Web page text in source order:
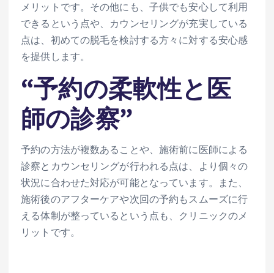
メリットです。その他にも、子供でも安心して利用
できるという点や、カウンセリングが充実している
点は、初めての脱毛を検討する方々に対する安心感
を提供します。
“予約の柔軟性と医
師の診察”
予約の方法が複数あることや、施術前に医師による
診察とカウンセリングが行われる点は、より個々の
状況に合わせた対応が可能となっています。また、
施術後のアフターケアや次回の予約もスムーズに行
える体制が整っているという点も、クリニックのメ
リットです。